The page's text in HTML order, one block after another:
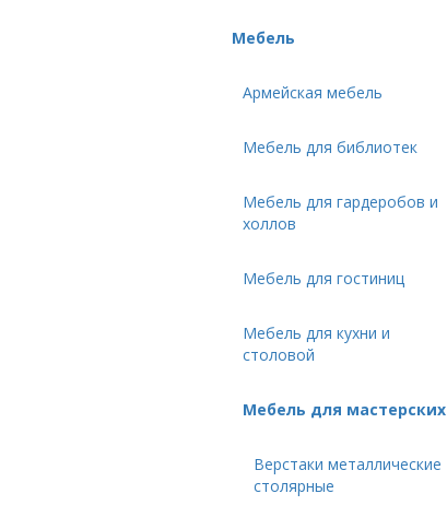
Мебель
Армейская мебель
Мебель для библиотек
Мебель для гардеробов и
холлов
Мебель для гостиниц
Мебель для кухни и
столовой
Мебель для мастерских
Верстаки металлические
столярные